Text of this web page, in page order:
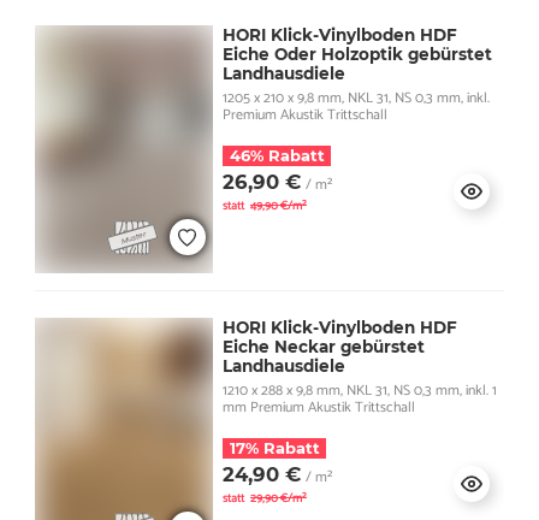
HORI Klick-Vinylboden HDF
Eiche Oder Holzoptik gebürstet
Landhausdiele
1205 x 210 x 9,8 mm, NKL 31, NS 0,3 mm, inkl.
Premium Akustik Trittschall
46% Rabatt
26,90 € / m²
statt 49,90 €/m²
HORI Klick-Vinylboden HDF
Eiche Neckar gebürstet
Landhausdiele
1210 x 288 x 9,8 mm, NKL 31, NS 0,3 mm, inkl. 1
mm Premium Akustik Trittschall
17% Rabatt
24,90 € / m²
statt 29,90 €/m²